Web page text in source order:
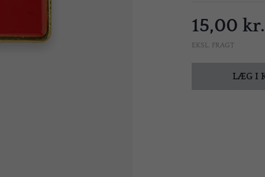
15,00 kr.
EKSL. FRAGT
LÆG I